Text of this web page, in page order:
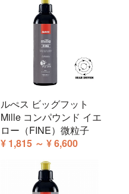
ルぺス ビッグフット
Mille コンパウンド イエ
ロー（FINE）微粒子
¥ 1,815 ～ ¥ 6,600